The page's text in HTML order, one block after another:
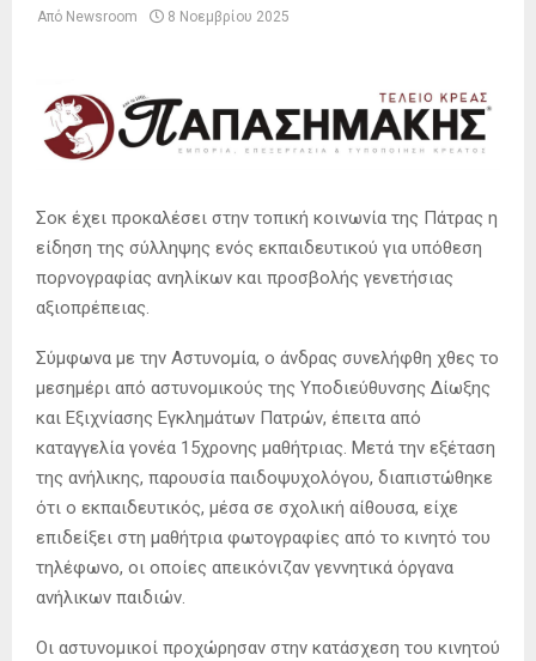
Από Newsroom 8 Νοεμβρίου 2025
Σοκ έχει προκαλέσει στην τοπική κοινωνία της Πάτρας η
είδηση της σύλληψης ενός εκπαιδευτικού για υπόθεση
πορνογραφίας ανηλίκων και προσβολής γενετήσιας
αξιοπρέπειας.
Σύμφωνα με την Αστυνομία, ο άνδρας συνελήφθη χθες το
μεσημέρι από αστυνομικούς της Υποδιεύθυνσης Δίωξης
και Εξιχνίασης Εγκλημάτων Πατρών, έπειτα από
καταγγελία γονέα 15χρονης μαθήτριας. Μετά την εξέταση
της ανήλικης, παρουσία παιδοψυχολόγου, διαπιστώθηκε
ότι ο εκπαιδευτικός, μέσα σε σχολική αίθουσα, είχε
επιδείξει στη μαθήτρια φωτογραφίες από το κινητό του
τηλέφωνο, οι οποίες απεικόνιζαν γεννητικά όργανα
ανήλικων παιδιών.
Οι αστυνομικοί προχώρησαν στην κατάσχεση του κινητού